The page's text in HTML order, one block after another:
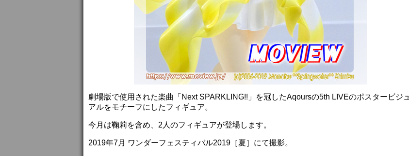
劇場版で使用された楽曲「Next SPARKLING!!」を冠したAqoursの5th LIVEのポスタービジュ
アルをモチーフにしたフィギュア。
今月は鞠莉を含め、2人のフィギュアが登場します。
2019年7月 ワンダーフェスティバル2019［夏］にて撮影。